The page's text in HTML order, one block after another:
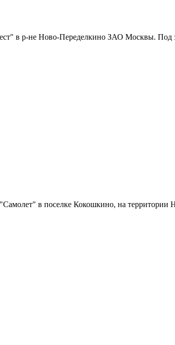
в р-не Ново-Переделкино ЗАО Москвы. Под
в поселке Кокошкино, на